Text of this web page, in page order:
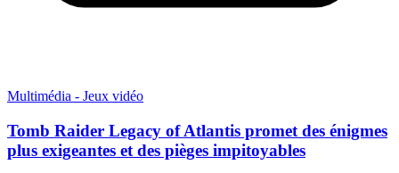
Multimédia - Jeux vidéo
Tomb Raider Legacy of Atlantis promet des énigmes
plus exigeantes et des pièges impitoyables